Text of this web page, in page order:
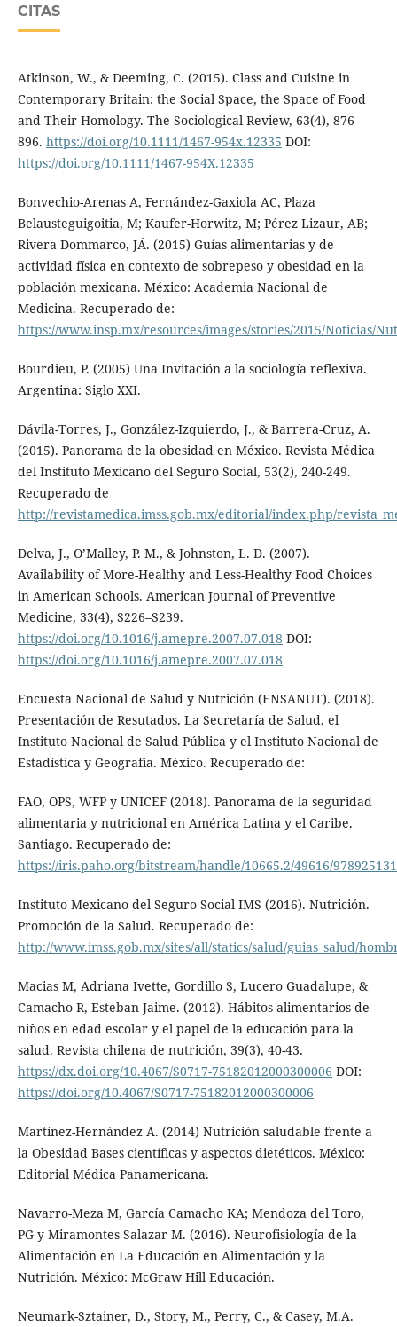
CITAS
Atkinson, W., & Deeming, C. (2015). Class and Cuisine in
Contemporary Britain: the Social Space, the Space of Food
and Their Homology. The Sociological Review, 63(4), 876–
896. https://doi.org/10.1111/1467-954x.12335 DOI:
https://doi.org/10.1111/1467-954X.12335
Bonvechio-Arenas A, Fernández-Gaxiola AC, Plaza
Belausteguigoitia, M; Kaufer-Horwitz, M; Pérez Lizaur, AB;
Rivera Dommarco, JÁ. (2015) Guías alimentarias y de
actividad física en contexto de sobrepeso y obesidad en la
población mexicana. México: Academia Nacional de
Medicina. Recuperado de:
https://www.insp.mx/resources/images/stories/2015/Noticias/
Bourdieu, P. (2005) Una Invitación a la sociología reflexiva.
Argentina: Siglo XXI.
Dávila-Torres, J., González-Izquierdo, J., & Barrera-Cruz, A.
(2015). Panorama de la obesidad en México. Revista Médica
del Instituto Mexicano del Seguro Social, 53(2), 240-249.
Recuperado de
http://revistamedica.imss.gob.mx/editorial/index.php/
Delva, J., O’Malley, P. M., & Johnston, L. D. (2007).
Availability of More-Healthy and Less-Healthy Food Choices
in American Schools. American Journal of Preventive
Medicine, 33(4), S226–S239.
https://doi.org/10.1016/j.amepre.2007.07.018 DOI:
https://doi.org/10.1016/j.amepre.2007.07.018
Encuesta Nacional de Salud y Nutrición (ENSANUT). (2018).
Presentación de Resutados. La Secretaría de Salud, el
Instituto Nacional de Salud Pública y el Instituto Nacional de
Estadística y Geografía. México. Recuperado de:
FAO, OPS, WFP y UNICEF (2018). Panorama de la seguridad
alimentaria y nutricional en América Latina y el Caribe.
Santiago. Recuperado de:
https://iris.paho.org/bitstream/handle/10665.2/49616/
Instituto Mexicano del Seguro Social IMS (2016). Nutrición.
Promoción de la Salud. Recuperado de:
http://www.imss.gob.mx/sites/all/statics/salud/guias_salud/
Macias M, Adriana Ivette, Gordillo S, Lucero Guadalupe, &
Camacho R, Esteban Jaime. (2012). Hábitos alimentarios de
niños en edad escolar y el papel de la educación para la
salud. Revista chilena de nutrición, 39(3), 40-43.
https://dx.doi.org/10.4067/S0717-75182012000300006 DOI:
https://doi.org/10.4067/S0717-75182012000300006
Martínez-Hernández A. (2014) Nutrición saludable frente a
la Obesidad Bases científicas y aspectos dietéticos. México:
Editorial Médica Panamericana.
Navarro-Meza M, García Camacho KA; Mendoza del Toro,
PG y Miramontes Salazar M. (2016). Neurofisiología de la
Alimentación en La Educación en Alimentación y la
Nutrición. México: McGraw Hill Educación.
Neumark-Sztainer, D., Story, M., Perry, C., & Casey, M.A.